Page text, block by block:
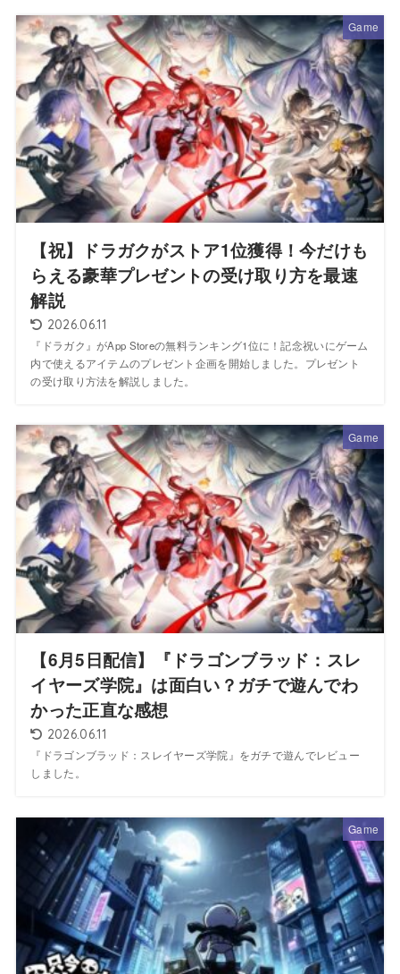
Game
【祝】ドラガクがストア1位獲得！今だけも
らえる豪華プレゼントの受け取り方を最速
解説
2026.06.11
『ドラガク』がApp Storeの無料ランキング1位に！記念祝いにゲーム
内で使えるアイテムのプレゼント企画を開始しました。プレゼント
の受け取り方法を解説しました。
Game
【6月5日配信】『ドラゴンブラッド：スレ
イヤーズ学院』は面白い？ガチで遊んでわ
かった正直な感想
2026.06.11
『ドラゴンブラッド：スレイヤーズ学院』をガチで遊んでレビュー
しました。
Game